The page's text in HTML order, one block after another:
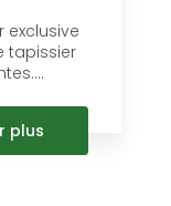
exclusive
tapissier
plus